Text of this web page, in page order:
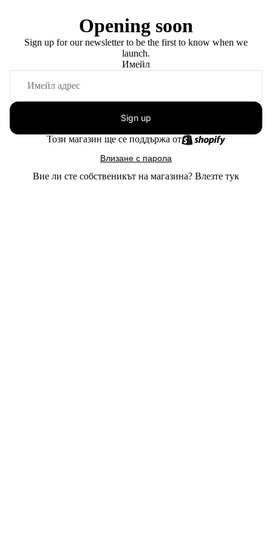
Opening soon
Sign up for our newsletter to be the first to know when we
launch.
Имейл
Sign up
Този магазин ще се поддържа от
Влизане с парола
Вие ли сте собственикът на магазина? Влезте тук